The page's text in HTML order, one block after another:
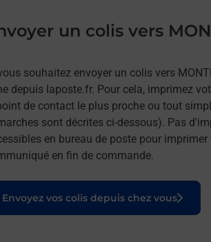
un colis vers
souhaitez envoyer un colis vers
depuis laposte.fr. Pour cela, imprimez
de contact le plus proche ou tout
sont décrites ci-dessous). Pas
en bureau de poste pour
en fin de commande.
Envoyez vos colis depuis chez vous
s'ouvre dans un nouvel onglet